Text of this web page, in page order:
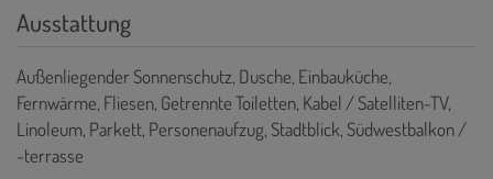
Ausstattung
Außenliegender Sonnenschutz Dusche Einbauküche
Fernwärme Fliesen Getrennte Toiletten Kabel / Satelliten-TV
Linoleum Parkett Personenaufzug Stadtblick Südwestbalkon /
-terrasse